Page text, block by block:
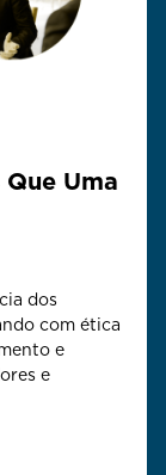
Uma
dos
com ética
e
e